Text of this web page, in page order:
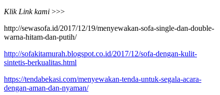
Klik Link kami >>>
http://sewasofa.id/2017/12/19/menyewakan-sofa-single-dan-double-
warna-hitam-dan-putih/
http://sofakitamurah.blogspot.co.id/2017/12/sofa-dengan-kulit-
sintetis-berkualitas.html
https://tendabekasi.com/menyewakan-tenda-untuk-segala-acara-
dengan-aman-dan-nyaman/